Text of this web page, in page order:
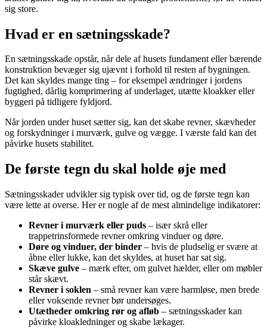
sig store.
Hvad er en sætningsskade?
En sætningsskade opstår, når dele af husets fundament eller bærende
konstruktion bevæger sig ujævnt i forhold til resten af bygningen.
Det kan skyldes mange ting – for eksempel ændringer i jordens
fugtighed, dårlig komprimering af underlaget, utætte kloakker eller
byggeri på tidligere fyldjord.
Når jorden under huset sætter sig, kan det skabe revner, skævheder
og forskydninger i murværk, gulve og vægge. I værste fald kan det
påvirke husets stabilitet.
De første tegn du skal holde øje med
Sætningsskader udvikler sig typisk over tid, og de første tegn kan
være lette at overse. Her er nogle af de mest almindelige indikatorer:
Revner i murværk eller puds – især skrå eller
trappetrinsformede revner omkring vinduer og døre.
Døre og vinduer, der binder – hvis de pludselig er svære at
åbne eller lukke, kan det skyldes, at huset har sat sig.
Skæve gulve – mærk efter, om gulvet hælder, eller om møbler
står skævt.
Revner i soklen – små revner kan være harmløse, men brede
eller voksende revner bør undersøges.
Utætheder omkring rør og afløb – sætningsskader kan
påvirke kloakledninger og skabe lækager.